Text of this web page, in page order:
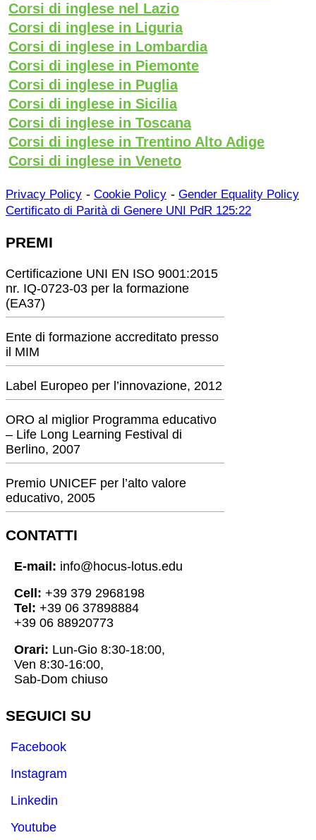
Corsi di inglese nel Lazio
Corsi di inglese in Liguria
Corsi di inglese in Lombardia
Corsi di inglese in Piemonte
Corsi di inglese in Puglia
Corsi di inglese in Sicilia
Corsi di inglese in Toscana
Corsi di inglese in Trentino Alto Adige
Corsi di inglese in Veneto
Privacy Policy - Cookie Policy - Gender Equality Policy
Certificato di Parità di Genere UNI PdR 125:22
PREMI
Certificazione UNI EN ISO 9001:2015
nr. IQ-0723-03 per la formazione
(EA37)
Ente di formazione accreditato presso
il MIM
Label Europeo per l’innovazione, 2012
ORO al miglior Programma educativo
– Life Long Learning Festival di
Berlino, 2007
Premio UNICEF per l’alto valore
educativo, 2005
CONTATTI
E-mail: info@hocus-lotus.edu
Cell: +39 379 2968198
Tel: +39 06 37898884
+39 06 88920773
Orari: Lun-Gio 8:30-18:00,
Ven 8:30-16:00,
Sab-Dom chiuso
SEGUICI SU
Facebook
Instagram
Linkedin
Youtube